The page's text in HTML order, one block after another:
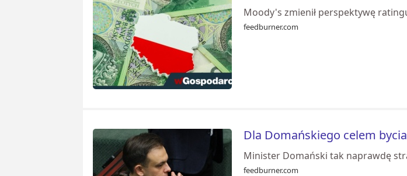
Moody's zmienił perspektywę
feedburner.com
Dla Domańskiego celem
Minister Domański tak naprawdę
feedburner.com